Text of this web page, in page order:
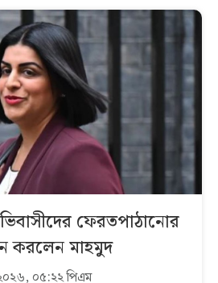
ফেরতপাঠানোর
করলেন মাহমুদ
০৫:২২ পিএম